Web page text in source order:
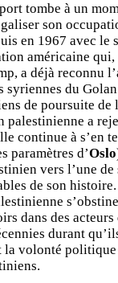
tombe à un
son
en 1967 avec le
américaine qui,
a déjà reconnu
syriennes du
de poursuite de
palestinienne a
continue à s’en
paramètres d’Oslo
vers l’une de
de son
dans des
durant
la volonté